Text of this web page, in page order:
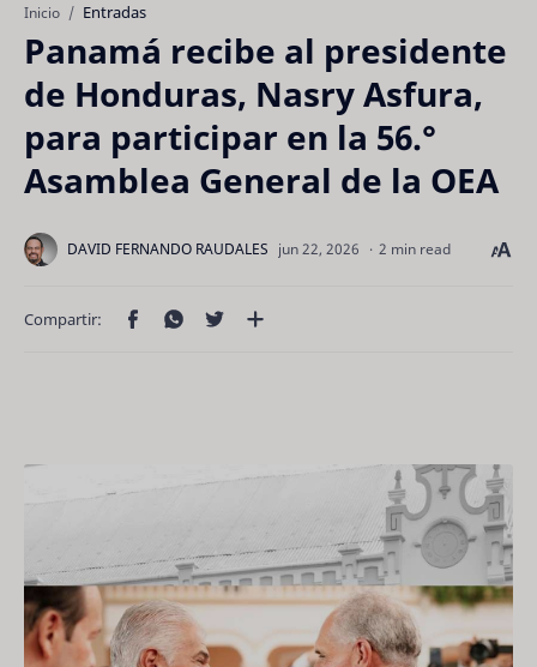
Inicio Entradas
Panamá recibe al presidente
de Honduras, Nasry Asfura,
para participar en la 56.°
Asamblea General de la OEA
2 min read